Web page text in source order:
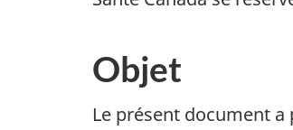
Objet
Le présent document